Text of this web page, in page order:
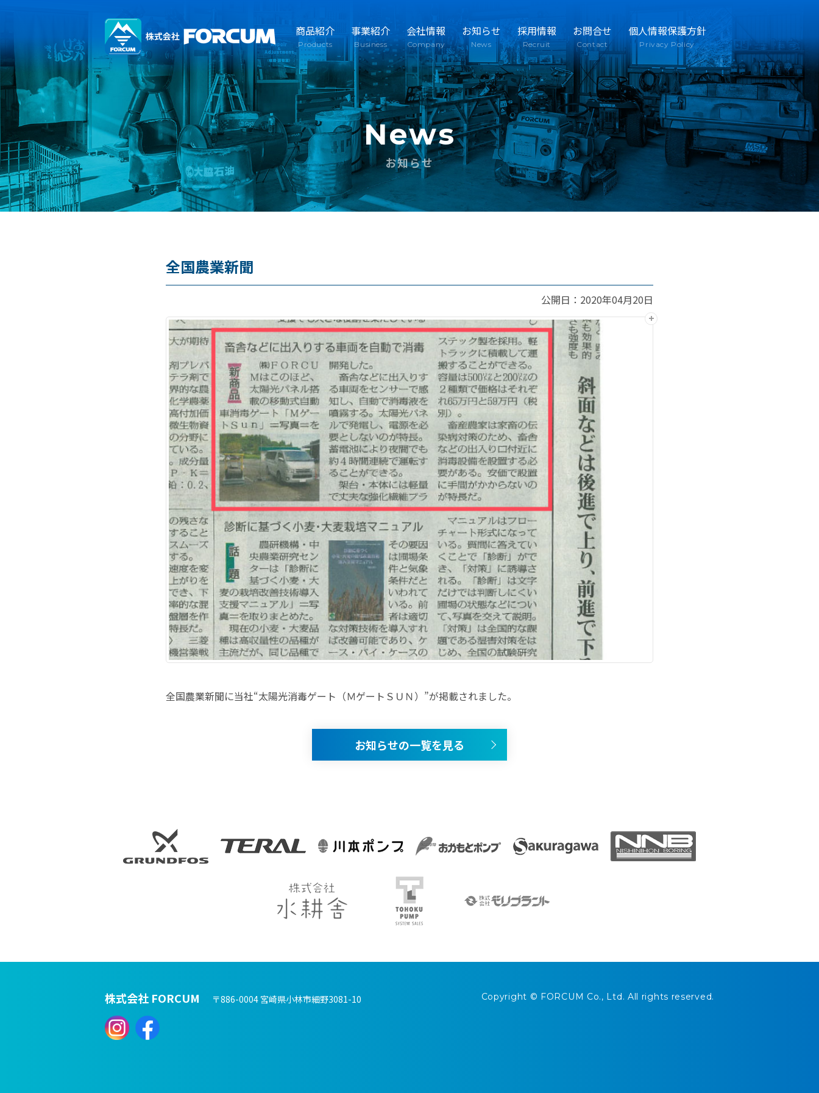
商品紹介
Products
事業紹介
Business
会社情報
Company
お知らせ
News
採用情報
Recruit
お問合せ
Contact
個人情報保護方針
Privacy Policy
News
お知らせ
全国農業新聞
公開日：2020年04月20日
全国農業新聞に当社“太陽光消毒ゲート（ＭゲートＳＵＮ）”が掲載されました。
お知らせの一覧を見る
株式会社 FORCUM 〒886-0004 宮崎県小林市細野3081-10 Copyright © FORCUM Co., Ltd. All rights reserved.